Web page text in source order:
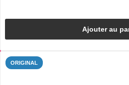
Ajouter au
ORIGINAL